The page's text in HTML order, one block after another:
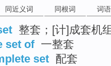
同近义词 同根词 词
整套；[计]成套机
set of 一整套
set 配套